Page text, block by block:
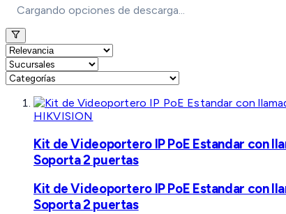
Cargando opciones de descarga...
HIKVISION
Kit de Videoportero IP PoE Estandar con
Soporta 2 puertas
Kit de Videoportero IP PoE Estandar con
Soporta 2 puertas